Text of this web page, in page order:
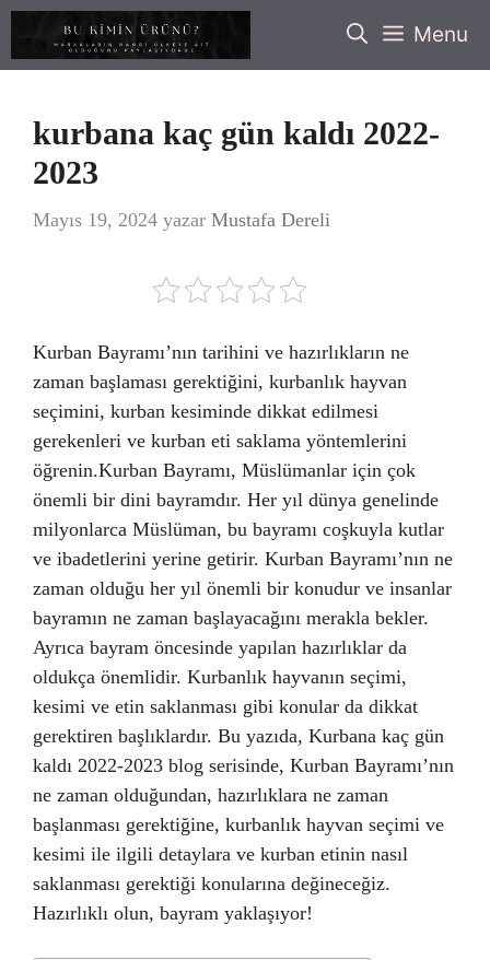
İçeriğe
Menu
kurbana kaç gün kaldı 2022-
2023
Mayıs 19, 2024 yazar Mustafa Dereli
Kurban Bayramı’nın tarihini ve hazırlıkların ne
zaman başlaması gerektiğini, kurbanlık hayvan
seçimini, kurban kesiminde dikkat edilmesi
gerekenleri ve kurban eti saklama yöntemlerini
öğrenin.Kurban Bayramı, Müslümanlar için çok
önemli bir dini bayramdır. Her yıl dünya genelinde
milyonlarca Müslüman, bu bayramı coşkuyla kutlar
ve ibadetlerini yerine getirir. Kurban Bayramı’nın ne
zaman olduğu her yıl önemli bir konudur ve insanlar
bayramın ne zaman başlayacağını merakla bekler.
Ayrıca bayram öncesinde yapılan hazırlıklar da
oldukça önemlidir. Kurbanlık hayvanın seçimi,
kesimi ve etin saklanması gibi konular da dikkat
gerektiren başlıklardır. Bu yazıda, Kurbana kaç gün
kaldı 2022-2023 blog serisinde, Kurban Bayramı’nın
ne zaman olduğundan, hazırlıklara ne zaman
başlanması gerektiğine, kurbanlık hayvan seçimi ve
kesimi ile ilgili detaylara ve kurban etinin nasıl
saklanması gerektiği konularına değineceğiz.
Hazırlıklı olun, bayram yaklaşıyor!